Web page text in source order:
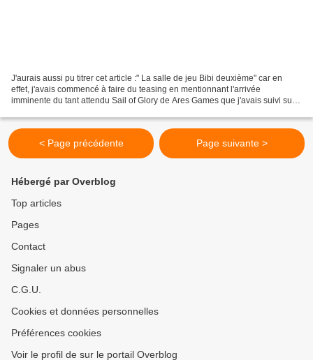
J'aurais aussi pu titrer cet article :" La salle de jeu Bibi deuxième" car en
effet, j'avais commencé à faire du teasing en mentionnant l'arrivée
imminente du tant attendu Sail of Glory de Ares Games que j'avais suivi sur
< Page précédente Page suivante >
Hébergé par Overblog
Top articles
Pages
Contact
Signaler un abus
C.G.U.
Cookies et données personnelles
Préférences cookies
Voir le profil de sur le portail Overblog